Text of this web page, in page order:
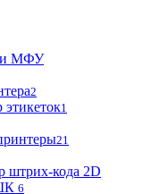
и МФУ
2
1
21
штрих-кода 2D
6